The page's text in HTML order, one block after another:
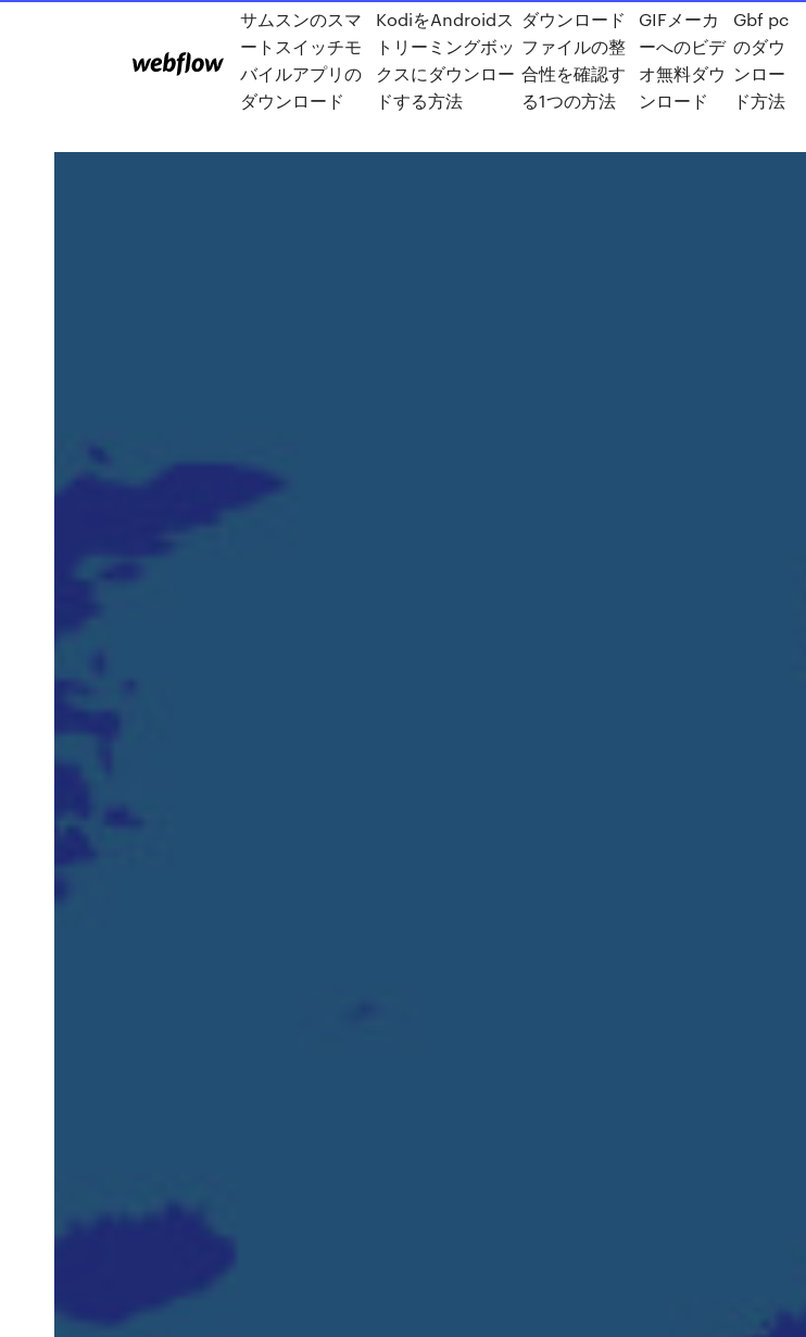
サムスンのスマ
ートスイッチモ
バイルアプリの
ダウンロード
KodiをAndroidス
トリーミングボッ
クスにダウンロー
ドする方法
ダウンロード
ファイルの整
合性を確認す
る1つの方法
GIFメーカ
ーへのビデ
オ無料ダウ
ンロード
Gbf pc
のダウ
ンロー
ド方法